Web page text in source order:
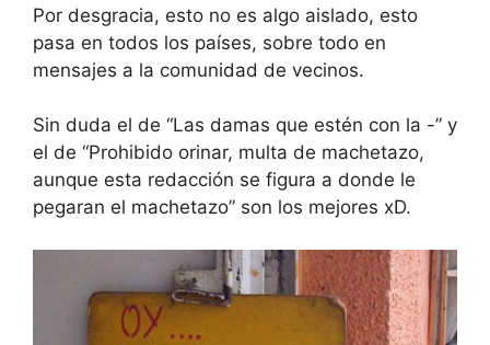
Por desgracia, esto no es algo aislado, esto
pasa en todos los países, sobre todo en
mensajes a la comunidad de vecinos.
Sin duda el de “Las damas que estén con la -” y
el de “Prohibido orinar, multa de machetazo,
aunque esta redacción se figura a donde le
pegaran el machetazo” son los mejores xD.